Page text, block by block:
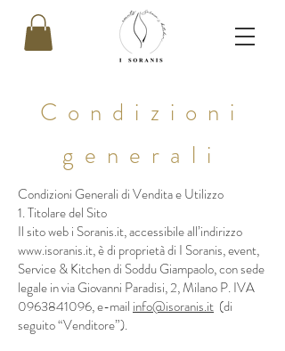
Condizioni
generali
Condizioni Generali di Vendita e Utilizzo
1. Titolare del Sito
Il sito web i Soranis.it, accessibile all’indirizzo
www.isoranis.it, è di proprietà di I Soranis, event,
Service & Kitchen di Soddu Giampaolo, con sede
legale in via Giovanni Paradisi, 2, Milano P. IVA
0963841096, e-mail info@isoranis.it (di
seguito “Venditore”).